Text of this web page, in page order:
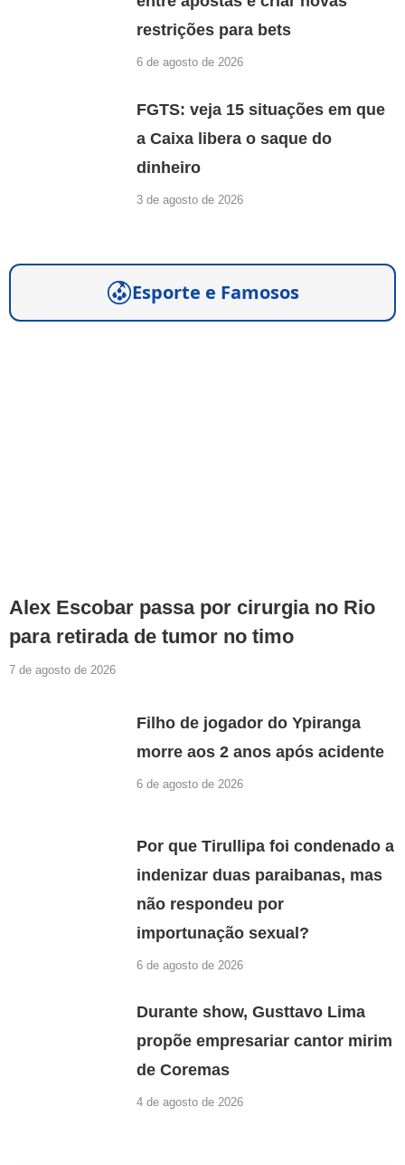
restrições para bets
6 de agosto de 2026
FGTS: veja 15 situações em que
a Caixa libera o saque do
dinheiro
3 de agosto de 2026
Esporte e Famosos
Alex Escobar passa por cirurgia no Rio
para retirada de tumor no timo
7 de agosto de 2026
Filho de jogador do Ypiranga
morre aos 2 anos após acidente
6 de agosto de 2026
Por que Tirullipa foi condenado a
indenizar duas paraibanas, mas
não respondeu por
importunação sexual?
6 de agosto de 2026
Durante show, Gusttavo Lima
propõe empresariar cantor mirim
de Coremas
4 de agosto de 2026